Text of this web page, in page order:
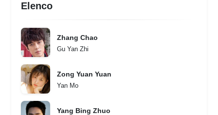
Elenco
Zhang Chao
Gu Yan Zhi
Zong Yuan Yuan
Yan Mo
Yang Bing Zhuo